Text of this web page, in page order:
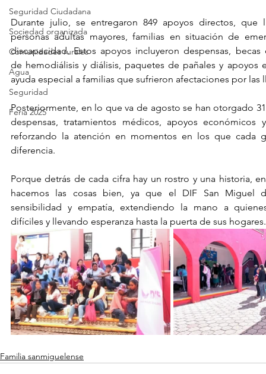
Seguridad Ciudadana
Sociedad organizada
Comunidades rurales
Agua
Seguridad
Feria 2025
Durante julio, se entregaron 849 apoyos directos, que
personas adultas mayores, familias en situación de
discapacidad. Estos apoyos incluyeron despensas, becas
de hemodiálisis y diálisis, paquetes de pañales y apoyos
ayuda especial a familias que sufrieron afectaciones por las
Posteriormente, en lo que va de agosto se han otorgado
despensas, tratamientos médicos, apoyos económicos
reforzando la atención en momentos en los que cada
diferencia.
Porque detrás de cada cifra hay un rostro y una historia,
hacemos las cosas bien, ya que el DIF San Miguel
sensibilidad y empatía, extendiendo la mano a
difíciles y llevando esperanza hasta la puerta de sus hogares.
Familia sanmiguelense